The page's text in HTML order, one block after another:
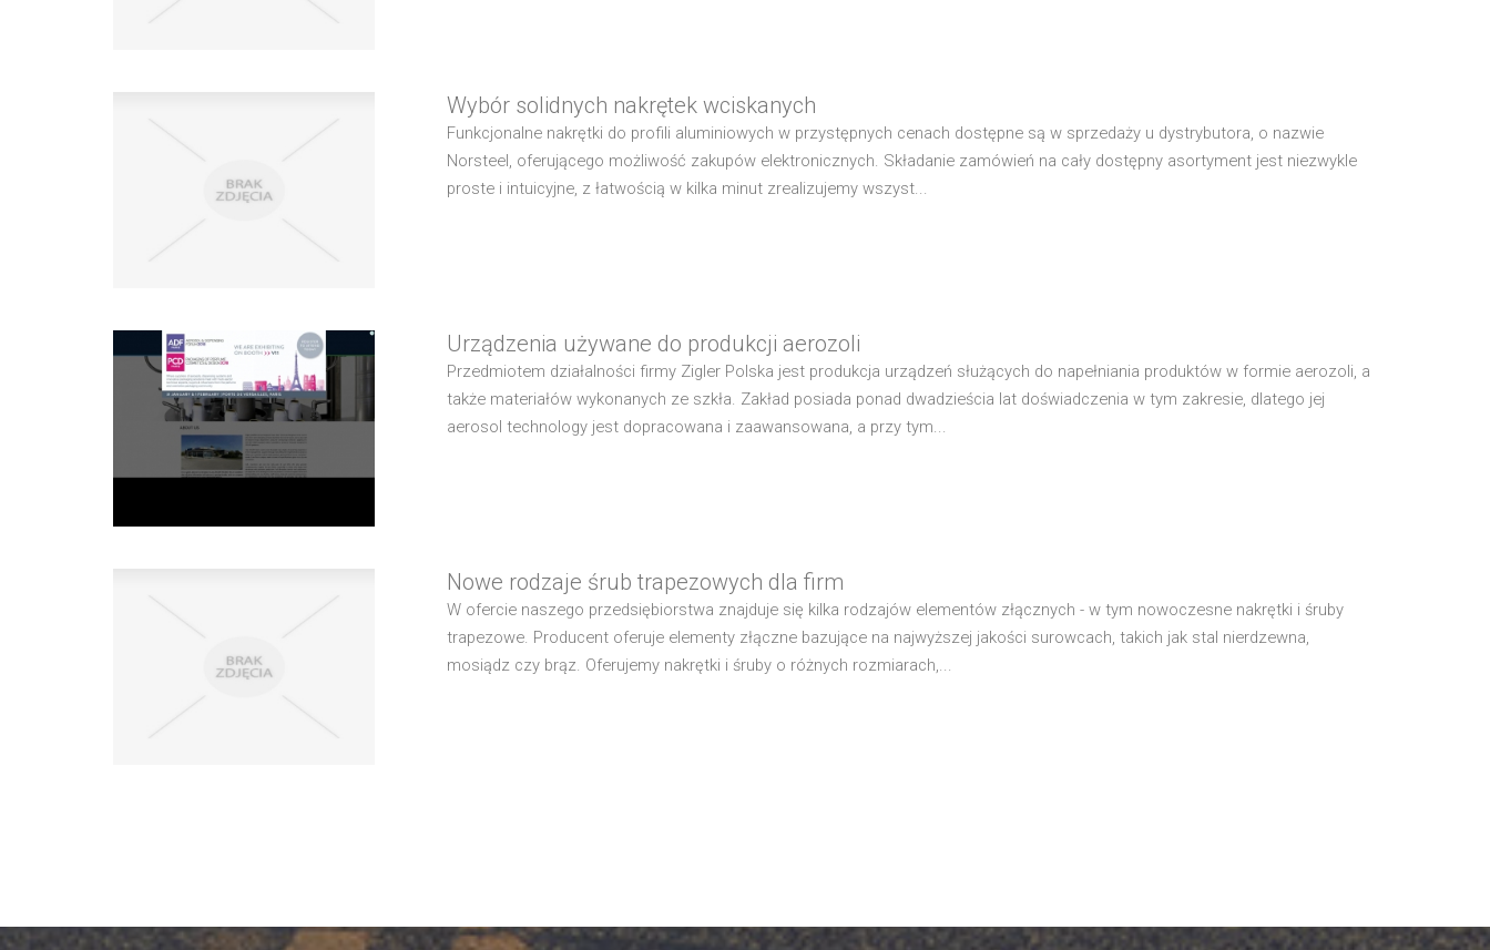
Wybór solidnych nakrętek wciskanych
Funkcjonalne nakrętki do profili aluminiowych w przystępnych cenach dostępne są w sprzedaży u dystrybutora, o nazwie
Norsteel, oferującego możliwość zakupów elektronicznych. Składanie zamówień na cały dostępny asortyment jest niezwykle
proste i intuicyjne, z łatwością w kilka minut zrealizujemy wszyst...
Urządzenia używane do produkcji aerozoli
Przedmiotem działalności firmy Zigler Polska jest produkcja urządzeń służących do napełniania produktów w formie aerozoli, a
także materiałów wykonanych ze szkła. Zakład posiada ponad dwadzieścia lat doświadczenia w tym zakresie, dlatego jej
aerosol technology jest dopracowana i zaawansowana, a przy tym...
Nowe rodzaje śrub trapezowych dla firm
W ofercie naszego przedsiębiorstwa znajduje się kilka rodzajów elementów złącznych - w tym nowoczesne nakrętki i śruby
trapezowe. Producent oferuje elementy złączne bazujące na najwyższej jakości surowcach, takich jak stal nierdzewna,
mosiądz czy brąz. Oferujemy nakrętki i śruby o różnych rozmiarach,...